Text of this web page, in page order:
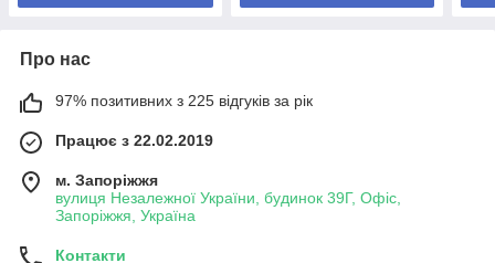
Про нас
97% позитивних з 225 відгуків за рік
Працює з 22.02.2019
м. Запоріжжя
вулиця Незалежної України, будинок 39Г, Офіс,
Запоріжжя, Україна
Контакти